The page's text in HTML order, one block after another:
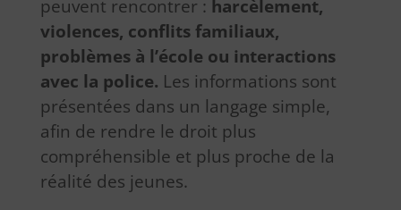
peuvent rencontrer : harcèlement,
violences, conflits familiaux,
problèmes à l’école ou interactions
avec la police. Les informations sont
présentées dans un langage simple,
afin de rendre le droit plus
compréhensible et plus proche de la
réalité des jeunes.